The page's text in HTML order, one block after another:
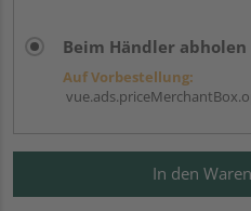
Beim Händler abholen
Auf Vorbestellung:
In den